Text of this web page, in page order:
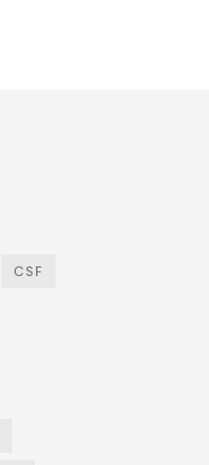
CSF